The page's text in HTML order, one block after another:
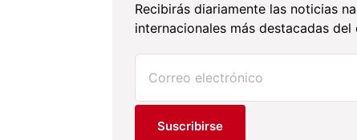
Recibirás diariamente las noticias
internacionales más destacadas del
Suscribirse